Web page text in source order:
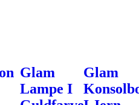
Glam
Lampe I
Glam